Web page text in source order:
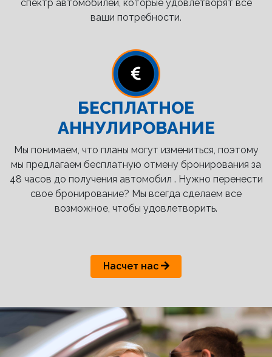
спектр автомобилей, которые удовлетворят все
ваши потребности.
БЕСПЛАТНОЕ
АННУЛИРОВАНИЕ
Мы понимаем, что планы могут измениться, поэтому
мы предлагаем бесплатную отмену бронирования за
48 часов до получения автомобил . Нужно перенести
свое бронирование? Мы всегда сделаем все
возможное, чтобы удовлетворить.
Насчет нас